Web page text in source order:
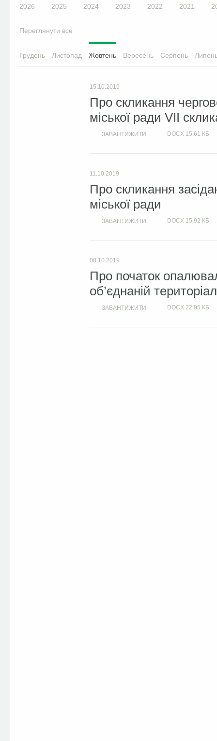
2026 2025 2024 2023 2022 2021
Переглянути все
Грудень Листопад Жовтень Вересень Серпень
15.10.2019
Про скликання
міської ради VII
ЗАВАНТИЖИТИ DOCX 15.61 КБ
11.10.2019
Про скликання
міської ради
ЗАВАНТИЖИТИ DOCX 15.92 КБ
08.10.2019
Про початок
об’єднаній
ЗАВАНТИЖИТИ DOCX 22.95 КБ